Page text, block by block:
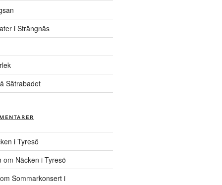
i Strängnäs
Sätrabadet
i Tyresö
om Näcken i Tyresö
Sommarkonsert i